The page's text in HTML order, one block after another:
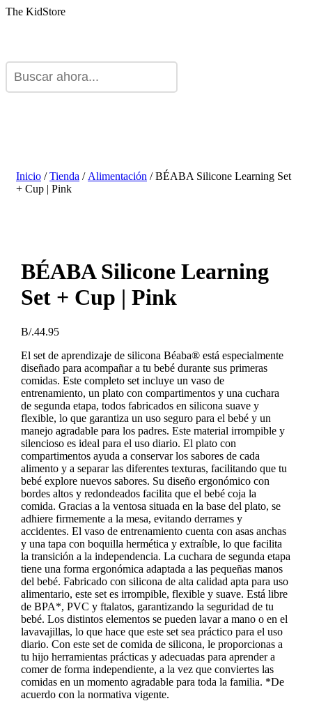
The KidStore
Inicio /Tienda / Alimentación / BÉABA Silicone Learning Set
+ Cup | Pink
BÉABA Silicone Learning
Set + Cup | Pink
B/.44.95
El set de aprendizaje de silicona Béaba® está especialmente
diseñado para acompañar a tu bebé durante sus primeras
comidas. Este completo set incluye un vaso de
entrenamiento, un plato con compartimentos y una cuchara
de segunda etapa, todos fabricados en silicona suave y
flexible, lo que garantiza un uso seguro para el bebé y un
manejo agradable para los padres. Este material irrompible y
silencioso es ideal para el uso diario. El plato con
compartimentos ayuda a conservar los sabores de cada
alimento y a separar las diferentes texturas, facilitando que tu
bebé explore nuevos sabores. Su diseño ergonómico con
bordes altos y redondeados facilita que el bebé coja la
comida. Gracias a la ventosa situada en la base del plato, se
adhiere firmemente a la mesa, evitando derrames y
accidentes. El vaso de entrenamiento cuenta con asas anchas
y una tapa con boquilla hermética y extraíble, lo que facilita
la transición a la independencia. La cuchara de segunda etapa
tiene una forma ergonómica adaptada a las pequeñas manos
del bebé. Fabricado con silicona de alta calidad apta para uso
alimentario, este set es irrompible, flexible y suave. Está libre
de BPA*, PVC y ftalatos, garantizando la seguridad de tu
bebé. Los distintos elementos se pueden lavar a mano o en el
lavavajillas, lo que hace que este set sea práctico para el uso
diario. Con este set de comida de silicona, le proporcionas a
tu hijo herramientas prácticas y adecuadas para aprender a
comer de forma independiente, a la vez que conviertes las
comidas en un momento agradable para toda la familia. *De
acuerdo con la normativa vigente.